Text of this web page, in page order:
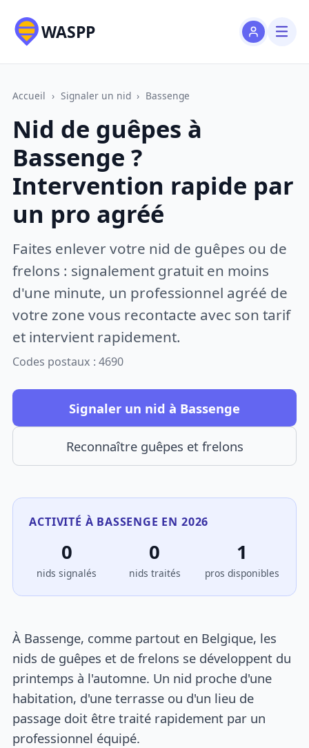
WASPP
Accueil › Signaler un nid › Bassenge
Nid de guêpes à
Bassenge ?
Intervention rapide par
un pro agréé
Faites enlever votre nid de guêpes ou de
frelons : signalement gratuit en moins
d'une minute, un professionnel agréé de
votre zone vous recontacte avec son tarif
et intervient rapidement.
Codes postaux : 4690
Signaler un nid à Bassenge
Reconnaître guêpes et frelons
ACTIVITÉ À BASSENGE EN 2026
0
nids signalés
0
nids traités
1
pros disponibles
À Bassenge, comme partout en Belgique, les
nids de guêpes et de frelons se développent du
printemps à l'automne. Un nid proche d'une
habitation, d'une terrasse ou d'un lieu de
passage doit être traité rapidement par un
professionnel équipé.